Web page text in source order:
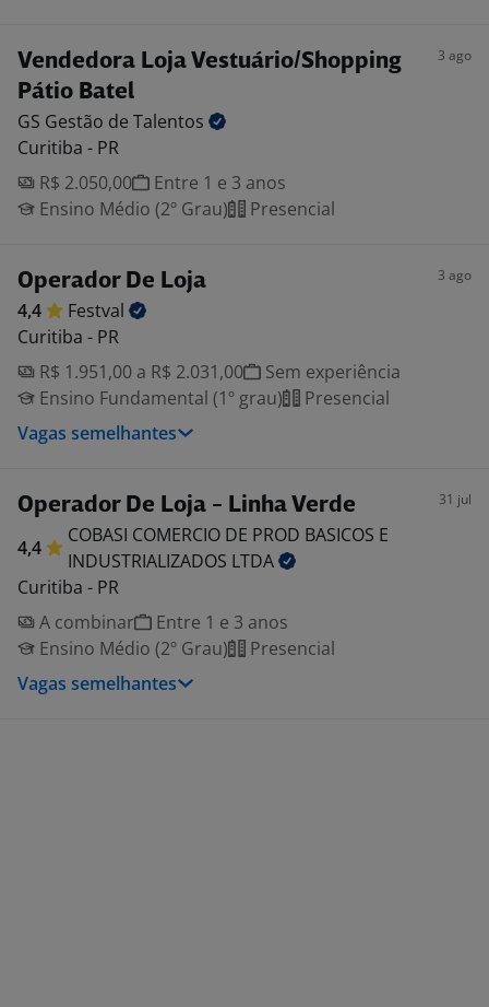
Vendedora Loja Vestuário/Shopping
Pátio Batel
3 ago
GS Gestão de Talentos
Curitiba - PR
R$ 2.050,00
Entre 1 e 3 anos
Ensino Médio (2º Grau)
Presencial
Operador De Loja 3 ago
4,4
Festval
Curitiba - PR
R$ 1.951,00 a R$ 2.031,00
Sem experiência
Ensino Fundamental (1º grau)
Presencial
Vagas semelhantes
Operador De Loja - Linha Verde 31 jul
4,4
COBASI COMERCIO DE PROD BASICOS E
INDUSTRIALIZADOS LTDA
Curitiba - PR
A combinar
Entre 1 e 3 anos
Ensino Médio (2º Grau)
Presencial
Vagas semelhantes